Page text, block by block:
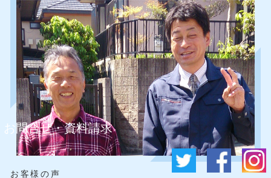
お客様の声
お問合せ・資料請求